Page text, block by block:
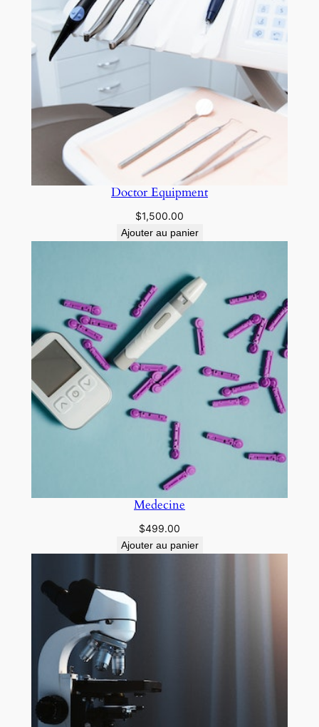
Doctor Equipment
$1,500.00
Ajouter au panier
Medecine
$499.00
Ajouter au panier